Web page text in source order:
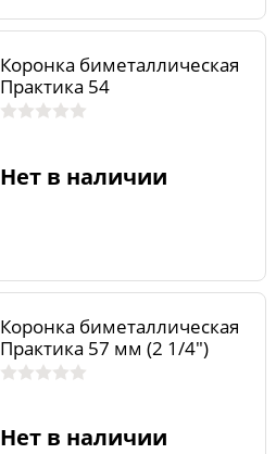
Коронка биметаллическая
Практика 54
Нет в наличии
Коронка биметаллическая
Практика 57 мм (2 1/4")
Нет в наличии